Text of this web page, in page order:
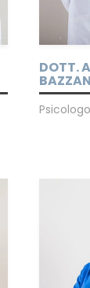
DOTT.
BAZZAN
Psicologo